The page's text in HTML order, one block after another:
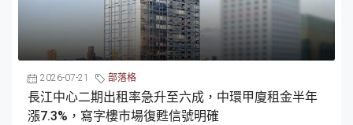
2026-07-21 部落格
長江中心二期出租率急升至六成，中環甲廈租金半年
漲7.3%，寫字樓市場復甦信號明確